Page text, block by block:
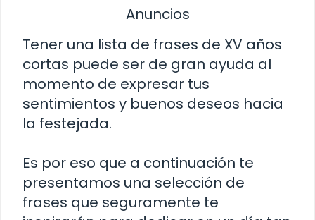
Anuncios
Tener una lista de frases de XV años
cortas puede ser de gran ayuda al
momento de expresar tus
sentimientos y buenos deseos hacia
la festejada.
Es por eso que a continuación te
presentamos una selección de
frases que seguramente te